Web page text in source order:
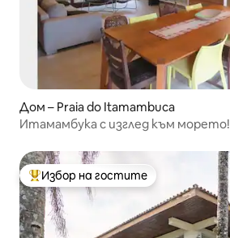
Дом – Praia do Itamambuca
Итамамбука с изглед към морето!
Най-популярен избор на гостите
Избор на гостите